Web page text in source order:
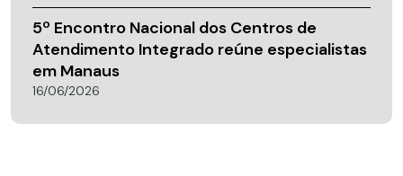
5º Encontro Nacional dos Centros de
Atendimento Integrado reúne especialistas
em Manaus
16/06/2026